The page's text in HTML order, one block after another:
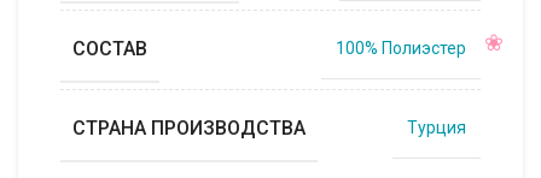
СОСТАВ 100% Полиэстер
СТРАНА ПРОИЗВОДСТВА Турция